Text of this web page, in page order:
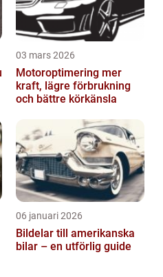
03 mars 2026
Motoroptimering mer
kraft, lägre förbrukning
och bättre körkänsla
06 januari 2026
Bildelar till amerikanska
bilar – en utförlig guide